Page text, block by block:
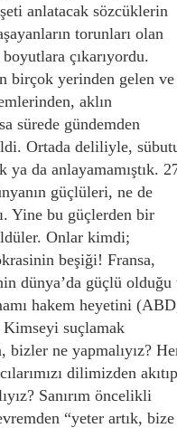
anlatacak sözcüklerin
torunları olan
çıkarıyordu.
birçok yerinden gelen ve
aklın
sürede gündemden
Ortada deliliyle,
da anlayamamıştık.
güçlüleri, ne de
Yine bu güçlerden bir
Onlar kimdi;
beşiği! Fransa,
dünya’da güçlü olduğu
hakem heyetini
Kimseyi suçlamak
bizler ne yapmalıyız?
dilimizden akıtıp
Sanırım öncelikli
“yeter artık, bize